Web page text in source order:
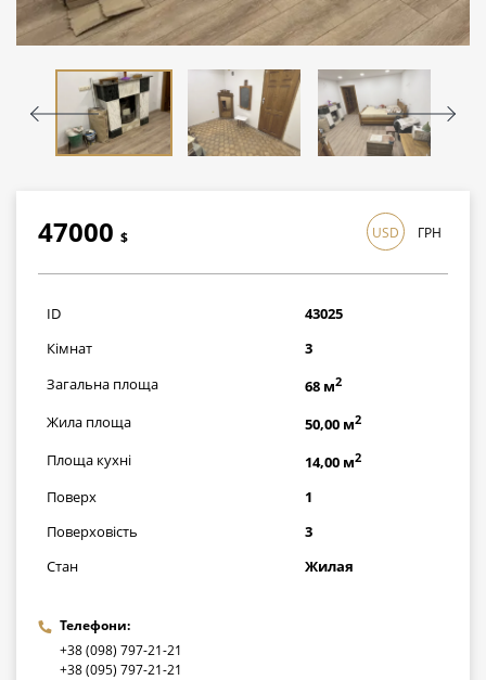
47000 $
1363000грн
USD ГРН
ID
43025
Кімнат
3
Загальна площа
68 м2
Жила площа 50,00 м2
Площа кухні 14,00 м2
Поверх
1
Поверховість
3
Стан
Жилая
Телефони:
+38 (098) 797-21-21
+38 (095) 797-21-21